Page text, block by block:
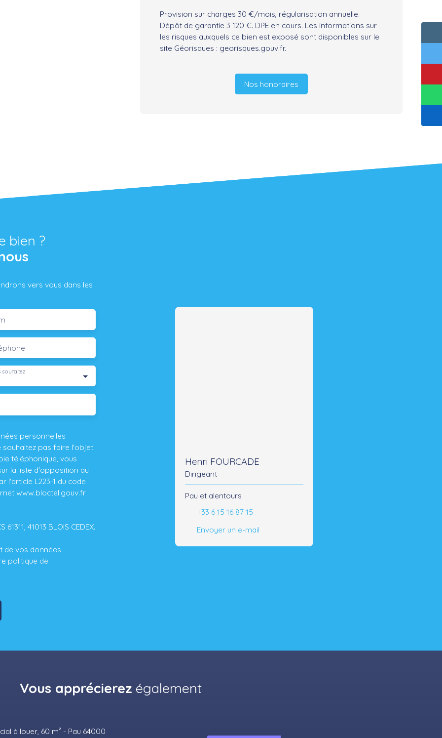
Provision sur charges 30 €/mois, régularisation annuelle.
Dépôt de garantie 3 120 €. DPE en cours. Les informations sur
les risques auxquels ce bien est exposé sont disponibles sur le
site Géorisques : georisques.gouv.fr.
Nos honoraires
bien ?
vers vous dans les
souhaitez
personnelles
souhaitez pas faire l'objet
téléphonique, vous
la liste d'opposition au
l'article L223-1 du code
www.bloctel.gouv.fr
41013 BLOIS CEDEX.
de vos données
politique de
Henri FOURCADE
Dirigeant
Pau et alentours
+33 6 15 16 87 15
Envoyer un e-mail
Vous apprécierez également